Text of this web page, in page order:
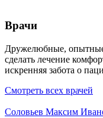
Врачи
Дружелюбные,
сделать лечение
искренняя забота о
Смотреть всех врачей
Соловьев Максим